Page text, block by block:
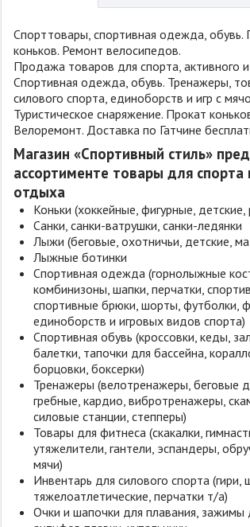
Спорттовары, спортивная одежда, обувь.
коньков. Ремонт велосипедов.
Продажа товаров для спорта, активного
Спортивная одежда, обувь. Тренажеры,
силового спорта, единоборств и игр с
Туристическое снаряжение. Прокат
Велоремонт. Доставка по Гатчине
Магазин «Спортивный стиль»
ассортименте товары для спорта
отдыха
Коньки (хоккейные, фигурные,
Санки, санки-ватрушки, санки-ледянки
Лыжи (беговые, охотничьи, детские,
Лыжные ботинки
Спортивная одежда (горнолыжные
комбинизоны, шапки, перчатки,
спортивные брюки, шорты, футболки,
единоборств и игровых видов спорта)
Спортивная обувь (кроссовки, кеды,
балетки, тапочки для бассейна,
борцовки, боксерки)
Тренажеры (велотренажеры, беговые
гребные, кардио, вибротренажеры,
силовые станции, степперы)
Товары для фитнеса (скакалки,
утяжелители, гантели, эспандеры,
мячи)
Инвентарь для силового спорта (гири,
тяжелоатлетические, перчатки т/а)
Очки и шапочки для плавания, зажимы